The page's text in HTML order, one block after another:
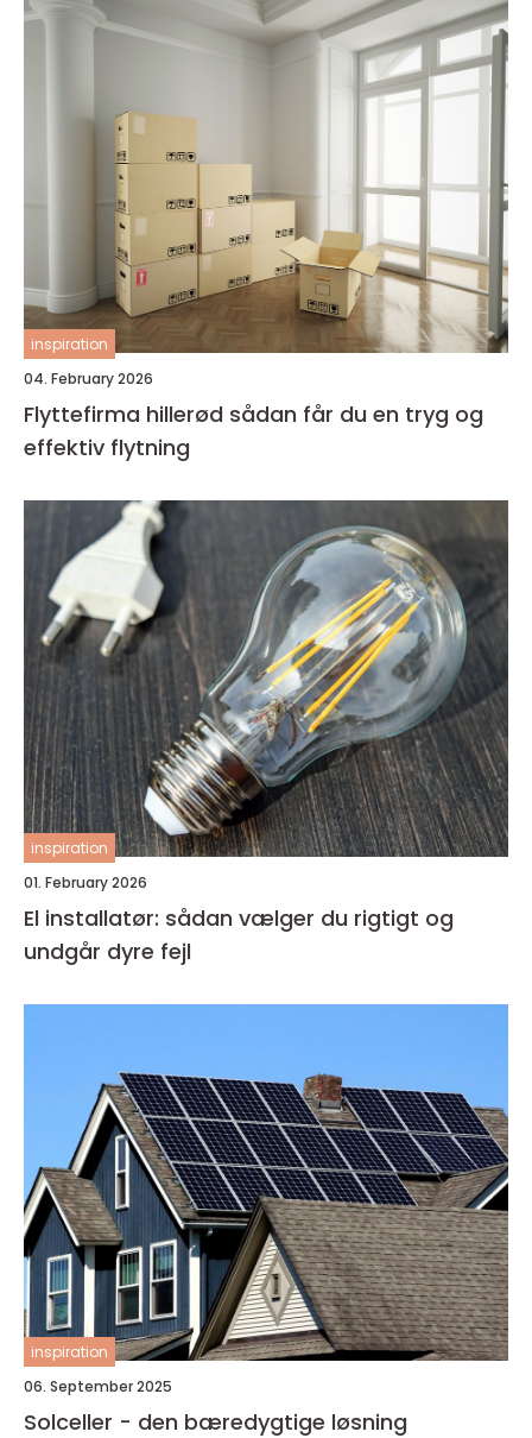
inspiration
04. February 2026
Flyttefirma hillerød sådan får du en tryg og
effektiv flytning
inspiration
01. February 2026
El installatør: sådan vælger du rigtigt og
undgår dyre fejl
inspiration
06. September 2025
Solceller - den bæredygtige løsning